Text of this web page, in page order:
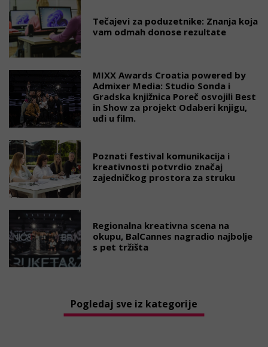
Tečajevi za poduzetnike: Znanja koja
vam odmah donose rezultate
MIXX Awards Croatia powered by
Admixer Media: Studio Sonda i
Gradska knjižnica Poreč osvojili Best
in Show za projekt Odaberi knjigu,
uđi u film.
Poznati festival komunikacija i
kreativnosti potvrdio značaj
zajedničkog prostora za struku
Regionalna kreativna scena na
okupu, BalCannes nagradio najbolje
s pet tržišta
Pogledaj sve iz kategorije